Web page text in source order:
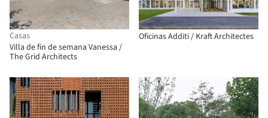
Casas
Villa de fin de semana Vanessa /
The Grid Architects
Oficinas Additi / Kraft Architectes